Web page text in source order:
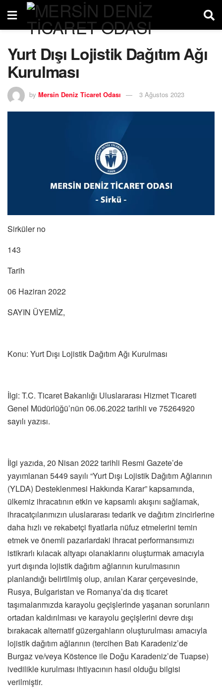
Yurt Dışı Lojistik Dağıtım Ağı
Kurulması
by Mersin Deniz Ticaret Odası 3 Ağustos 2023
Sirküler no
143
Tarih
06 Haziran 2022
SAYIN ÜYEMİZ,
Konu: Yurt Dışı Lojistik Dağıtım Ağı Kurulması
İlgi: T.C. Ticaret Bakanlığı Uluslararası Hizmet Ticareti
Genel Müdürlüğü’nün 06.06.2022 tarihli ve 75264920
sayılı yazısı.
İlgi yazıda, 20 Nisan 2022 tarihli Resmi Gazete’de
yayımlanan 5449 sayılı “Yurt Dışı Lojistik Dağıtım Ağlarının
(YLDA) Desteklenmesi Hakkında Karar” kapsamında,
ülkemiz ihracatının etkin ve kapsamlı akışını sağlamak,
ihracatçılarımızın uluslararası tedarik ve dağıtım zincirlerine
daha hızlı ve rekabetçi fiyatlarla nüfuz etmelerini temin
etmek ve önemli pazarlardaki ihracat performansımızı
istikrarlı kılacak altyapı olanaklarını oluşturmak amacıyla
yurt dışında lojistik dağıtım ağlarının kurulmasının
planlandığı belirtilmiş olup, anılan Karar çerçevesinde,
Rusya, Bulgaristan ve Romanya’da dış ticaret
taşımalarımızda karayolu geçişlerinde yaşanan sorunların
ortadan kaldırılması ve karayolu geçişlerini devre dışı
bırakacak alternatif güzergahların oluşturulması amacıyla
lojistik dağıtım ağlarının (tercihen Batı Karadeniz’de
Burgaz ve/veya Köstence ile Doğu Karadeniz’de Tuapse)
ivedilikle kurulması ihtiyacının hasıl olduğu bilgisi
verilmiştir.